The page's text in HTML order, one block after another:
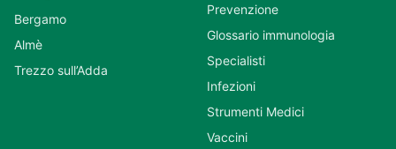
Bergamo
Almè
Trezzo sull’Adda
Prevenzione
Glossario immunologia
Specialisti
Infezioni
Strumenti Medici
Vaccini